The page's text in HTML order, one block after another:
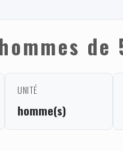
UNITÉ
homme(s)